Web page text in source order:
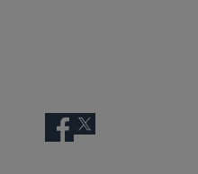
Facebook
Twitter